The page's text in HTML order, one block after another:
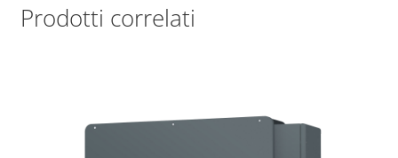
Prodotti correlati